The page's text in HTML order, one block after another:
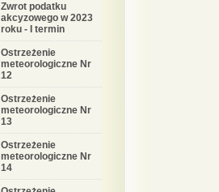
Zwrot podatku
akcyzowego w 2023
roku - I termin
Ostrzeżenie
meteorologiczne Nr
12
Ostrzeżenie
meteorologiczne Nr
13
Ostrzeżenie
meteorologiczne Nr
14